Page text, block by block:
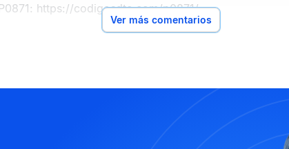
https://codigosdtc.com/p0871/
Ver más comentarios